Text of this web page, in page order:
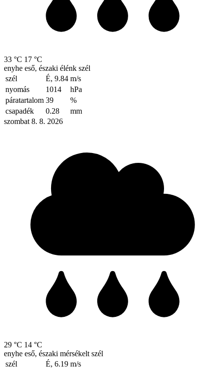
33 °C 17 °C
enyhe eső, északi élénk szél
szél
É, 9.84 m/s
nyomás
1014
hPa
páratartalom 39
%
csapadék
0.28
mm
szombat 8. 8. 2026
29 °C 14 °C
enyhe eső, északi mérsékelt szél
szél
É, 6.19 m/s